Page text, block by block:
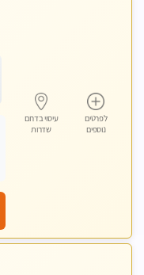
לפרטים
נוספים
עיסוי בדרום
שדרות